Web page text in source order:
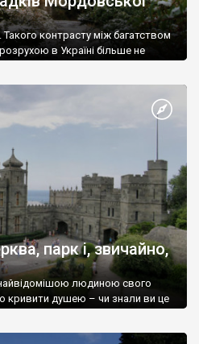
контрасту між багатством
в Україні більше не
парк і, звичайно,
людиною свого
кривити душею – чи знали ви це